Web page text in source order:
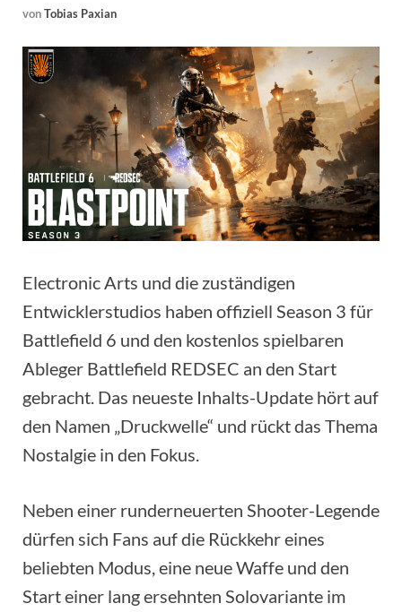
vonTobias Paxian
Electronic Arts und die zuständigen
Entwicklerstudios haben offiziell Season 3 für
Battlefield 6 und den kostenlos spielbaren
Ableger Battlefield REDSEC an den Start
gebracht. Das neueste Inhalts-Update hört auf
den Namen „Druckwelle“ und rückt das Thema
Nostalgie in den Fokus.
Neben einer runderneuerten Shooter-Legende
dürfen sich Fans auf die Rückkehr eines
beliebten Modus, eine neue Waffe und den
Start einer lang ersehnten Solovariante im